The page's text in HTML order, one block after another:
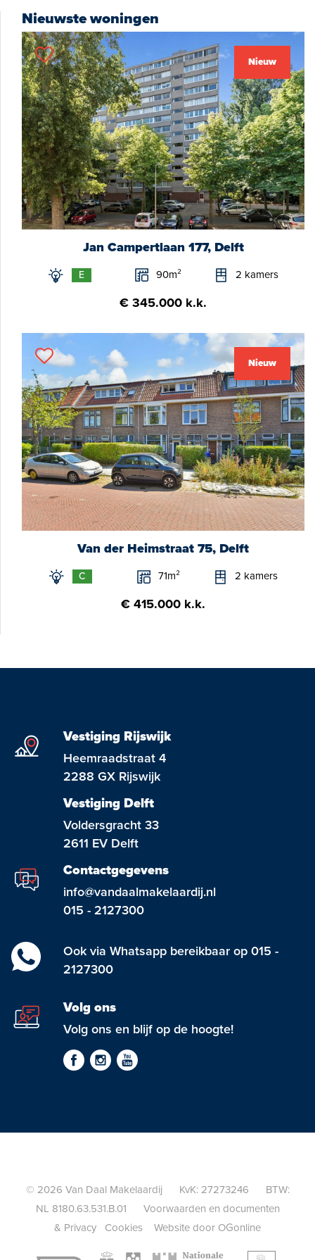
Nieuwste woningen
Nieuw
Jan Campertlaan 177, Delft
E 90m² 2 kamers
€ 345.000 k.k.
Nieuw
Van der Heimstraat 75, Delft
C 71m² 2 kamers
€ 415.000 k.k.
Vestiging Rijswijk
Heemraadstraat 4
2288 GX Rijswijk
Vestiging Delft
Voldersgracht 33
2611 EV Delft
Contactgegevens
info@vandaalmakelaardij.nl
015 - 2127300
Ook via Whatsapp bereikbaar op 015 -
2127300
Volg ons
Volg ons en blijf op de hoogte!
© 2026 Van Daal Makelaardij KvK: 27273246 BTW:
NL 8180.63.531.B.01 Voorwaarden en documenten
& Privacy Cookies Website door OGonline